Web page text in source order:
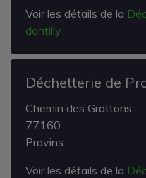
Voir les détails de la
dontilly
Déchetterie de
Chemin des Grattons
77160
Provins
Voir les détails de la